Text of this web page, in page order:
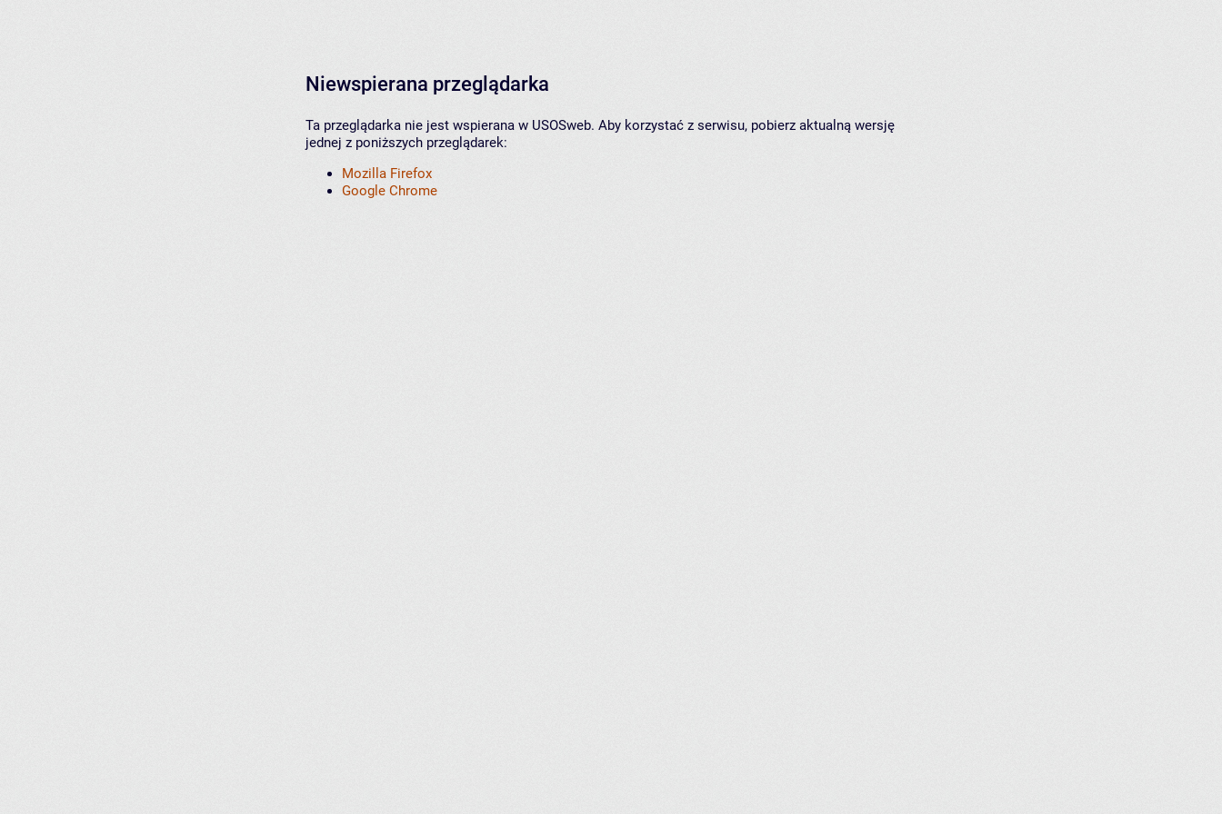
Niewspierana przeglądarka
Ta przeglądarka nie jest wspierana w USOSweb. Aby korzystać z serwisu, pobierz aktualną wersję
jednej z poniższych przeglądarek:
Mozilla Firefox
Google Chrome